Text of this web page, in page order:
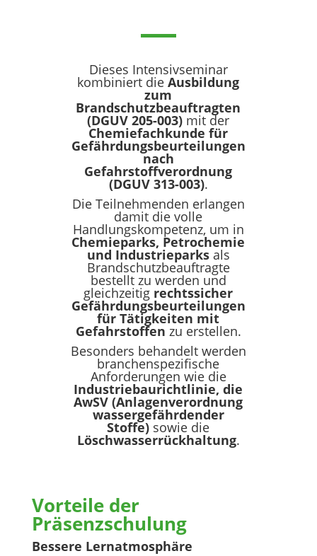
Dieses Intensivseminar
kombiniert dieAusbildung
zum
Brandschutzbeauftragten
(DGUV 205-003) mit der
Chemiefachkunde für
Gefährdungsbeurteilungen
nach
Gefahrstoffverordnung
(DGUV 313-003).
Die Teilnehmenden erlangen
damit die volle
Handlungskompetenz, um in
Chemieparks, Petrochemie
und Industrieparksals
Brandschutzbeauftragte
bestellt zu werden und
gleichzeitig rechtssicher
Gefährdungsbeurteilungen
für Tätigkeiten mit
Gefahrstoffen zu erstellen.
Besonders behandelt werden
branchenspezifische
Anforderungen wie die
Industriebaurichtlinie, die
AwSV (Anlagenverordnung
wassergefährdender
Stoffe) sowie die
Löschwasserrückhaltung.
Vorteile der
Präsenzschulung
Bessere Lernatmosphäre